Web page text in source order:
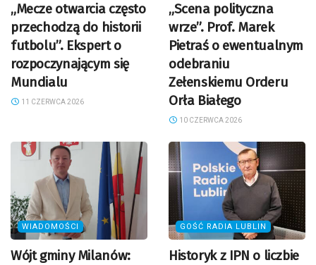
„Mecze otwarcia często
przechodzą do historii
futbolu”. Ekspert o
rozpoczynającym się
Mundialu
11 CZERWCA 2026
„Scena polityczna
wrze”. Prof. Marek
Pietraś o ewentualnym
odebraniu
Zełenskiemu Orderu
Orła Białego
10 CZERWCA 2026
WIADOMOŚCI
Wójt gminy Milanów:
GOŚĆ RADIA LUBLIN
Historyk z IPN o liczbie